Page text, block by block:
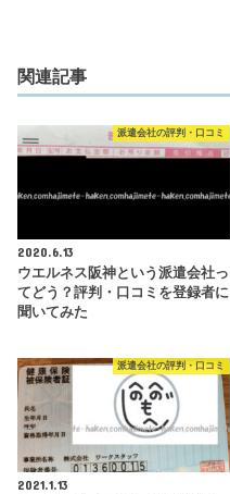
関連記事
派遣会社の評判・口コミ
2020.6.13
ウエルネス阪神という派遣会社っ
てどう？評判・口コミを登録者に
聞いてみた
派遣会社の評判・口コミ
2021.1.13